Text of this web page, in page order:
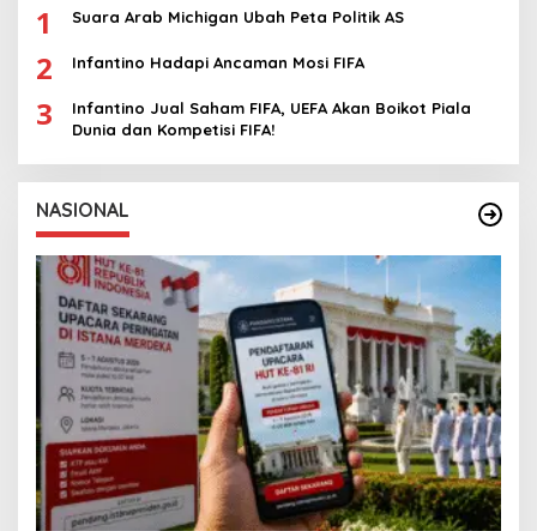
1 Suara Arab Michigan Ubah Peta Politik AS
2 Infantino Hadapi Ancaman Mosi FIFA
3
Infantino Jual Saham FIFA, UEFA Akan Boikot Piala
Dunia dan Kompetisi FIFA!
NASIONAL